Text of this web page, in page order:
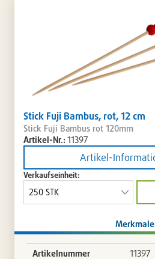
Stick Fuji Bambus, rot, 12 cm
Stick Fuji Bambus rot 120mm
Artikel-Nr.:11397
Artikel-
Verkaufseinheit:
Merkmale
Artikelnummer
11397